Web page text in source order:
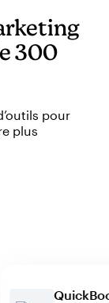
300
pour
plus